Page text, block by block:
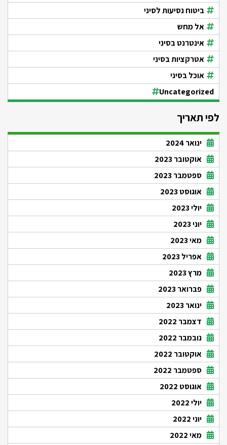
ביטוח נסיעות לסיני
אל מחש
אינטרנט בסיני
אטרקציות בסיני
אוכל בסיני
Uncategorized
לפי תאריך
ינואר 2024
אוקטובר 2023
ספטמבר 2023
אוגוסט 2023
יולי 2023
יוני 2023
מאי 2023
אפריל 2023
מרץ 2023
פברואר 2023
ינואר 2023
דצמבר 2022
נובמבר 2022
אוקטובר 2022
ספטמבר 2022
אוגוסט 2022
יולי 2022
יוני 2022
מאי 2022